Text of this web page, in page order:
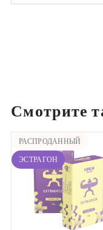
Смотрите
РАСПРОДАННЫЙ
ЭСТРАГОН